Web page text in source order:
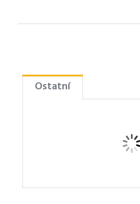
Ostatní